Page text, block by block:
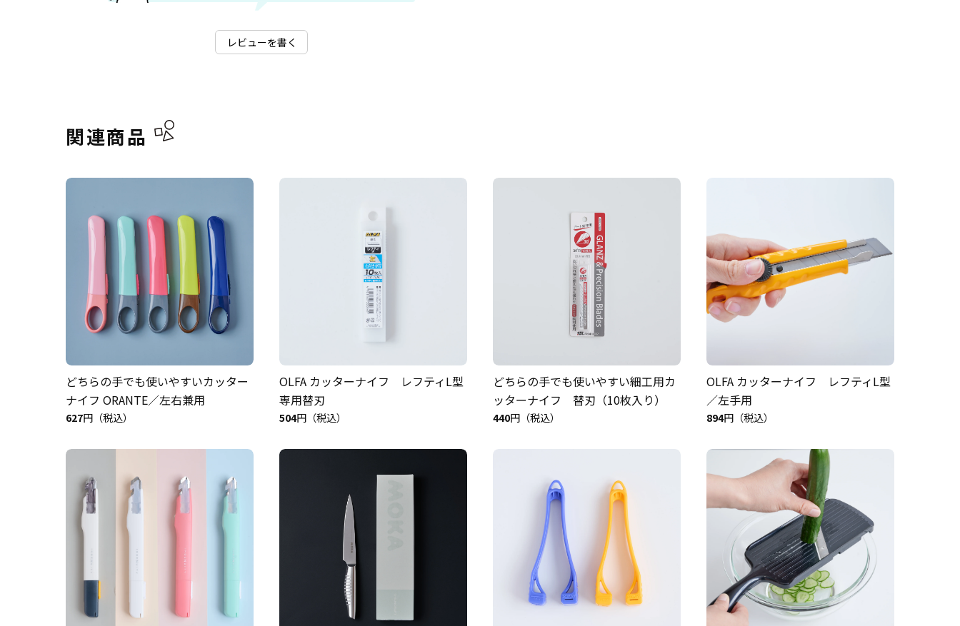
レビューを書く
関連商品
どちらの手でも使いやすいカッター
ナイフ ORANTE／左右兼用
627円（税込）
OLFA カッターナイフ レフティL型
専用替刃
504円（税込）
どちらの手でも使いやすい細工用カ
ッターナイフ 替刃（10枚入り）
440円（税込）
OLFA カッターナイフ レフティL型
／左手用
894円（税込）